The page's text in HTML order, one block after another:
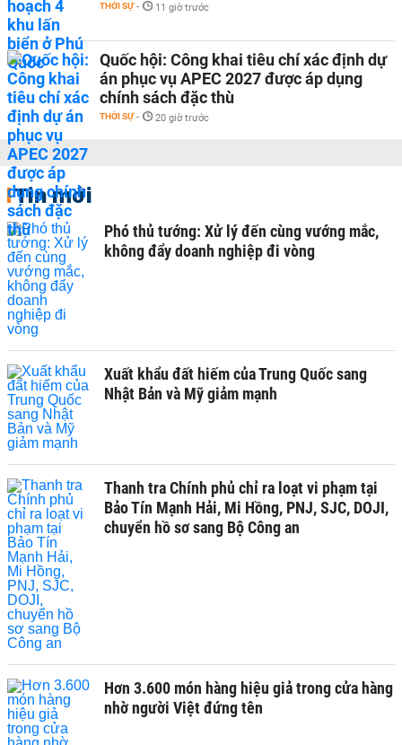
THỜI SỰ - 11 giờ trước
Quốc hội: Công khai tiêu chí xác định dự
án phục vụ APEC 2027 được áp dụng
chính sách đặc thù
THỜI SỰ - 20 giờ trước
Tin mới
Phó thủ tướng: Xử lý đến cùng vướng mắc,
không đẩy doanh nghiệp đi vòng
Xuất khẩu đất hiếm của Trung Quốc sang
Nhật Bản và Mỹ giảm mạnh
Thanh tra Chính phủ chỉ ra loạt vi phạm tại
Bảo Tín Mạnh Hải, Mi Hồng, PNJ, SJC, DOJI,
chuyển hồ sơ sang Bộ Công an
Hơn 3.600 món hàng hiệu giả trong cửa hàng
nhờ người Việt đứng tên